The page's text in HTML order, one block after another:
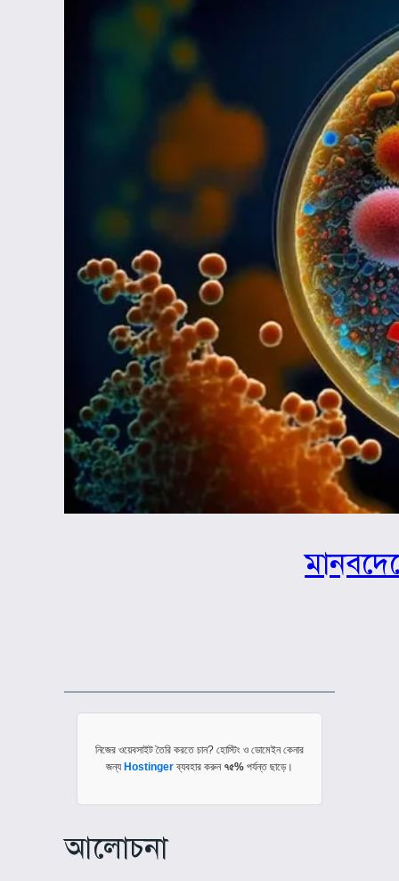
নিজের ওয়েবসাইট তৈরি করতে চান? হোস্টিং ও ডোমেইন কেনার
জন্য Hostingerব্যবহার করুন ৭৫% পর্যন্ত ছাড়ে।
আলোচনা